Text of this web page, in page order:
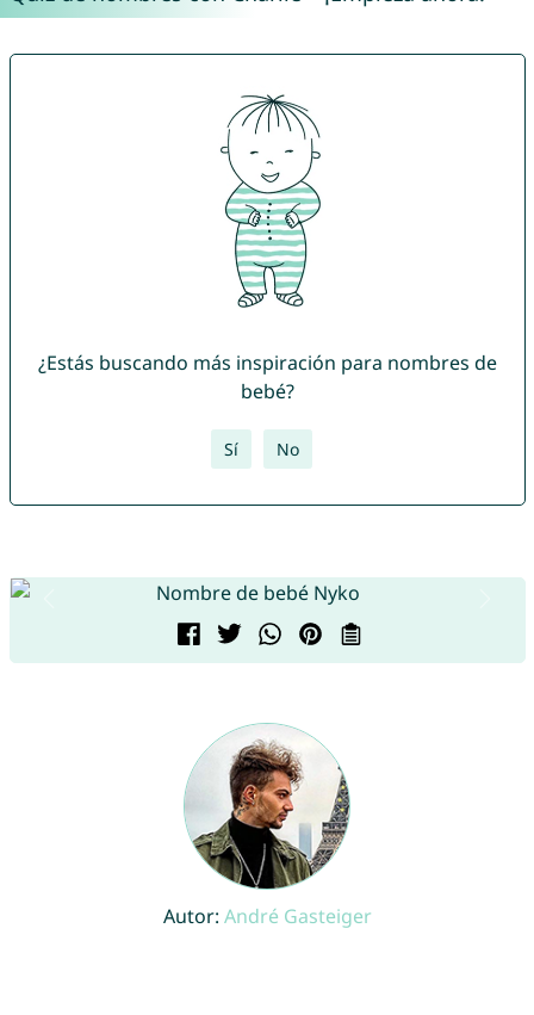
¿Estás buscando más inspiración para nombres de
bebé?
Sí No
Autor: André Gasteiger